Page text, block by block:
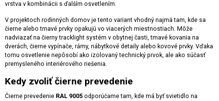
vrstva v kombinácii s ďalším osvetlením.
V projektoch rodinných domov je tento variant vhodný najmä tam, kde sa
čierne alebo tmavé prvky opakujú vo viacerých miestnostiach. Môže
nadviazať na čierny tracklight systém v obytnej časti, tmavé kovania na
dverách, čierne vypínače, rámy, nábytkové detaily alebo kovové prvky. Vďaka
tomu osvetlenie nepôsobí ako izolovaný technický prvok, ale ako súčasť
premysleného interiérového riešenia.
Kedy zvoliť čierne prevedenie
Čierne prevedenie RAL 9005 odporúčame tam, kde má byť svietidlo na